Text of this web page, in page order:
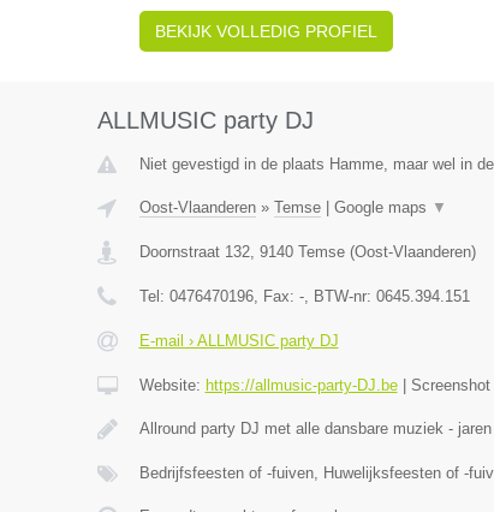
BEKIJK VOLLEDIG PROFIEL
ALLMUSIC party DJ
Niet gevestigd in de plaats Hamme, maar wel in
Oost-Vlaanderen» Temse| Google maps ▼
Doornstraat 132, 9140 Temse(Oost-Vlaanderen)
Tel: 0476470196, Fax: -, BTW-nr: 0645.394.151
E-mail › ALLMUSIC party DJ
Website: https://allmusic-party-DJ.be| Screenshot
Allround party DJ met alle dansbare muziek -
Bedrijfsfeesten of -fuiven, Huwelijksfeesten of -